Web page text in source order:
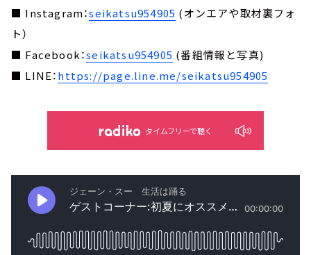
■ Instagram：seikatsu954905 (オンエアや取材裏フォ
ト）
■ Facebook：seikatsu954905 (番組情報と写真)
■ LINE：https://page.line.me/seikatsu954905
タイムフリーで聴く